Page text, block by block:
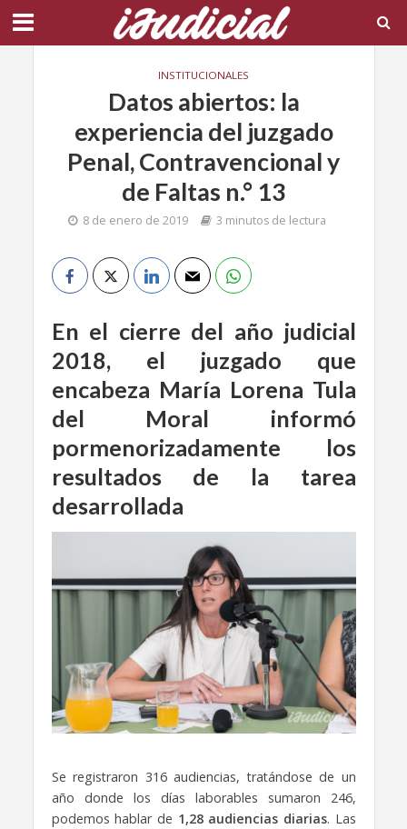
INSTITUCIONALES
Datos abiertos: la
experiencia del juzgado
Penal, Contravencional y
de Faltas n.° 13
8 de enero de 2019 3 minutos de lectura
En el cierre del año judicial
2018, el juzgado que
encabeza María Lorena Tula
del Moral informó
pormenorizadamente los
resultados de la tarea
desarrollada
Se registraron 316 audiencias, tratándose de un
año donde los días laborables sumaron 246,
podemos hablar de 1,28 audiencias diarias. Las